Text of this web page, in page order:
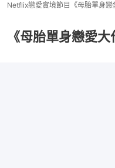
Netflix戀愛實境節目《母胎單身戀
《母胎單身戀愛